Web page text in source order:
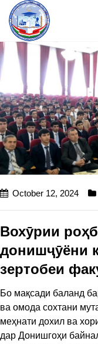
October 12, 2024
Вохӯрии
донишҷӯёни
зертобеи
Бо мақсади баланд
ва омода сохтани
меҳнати дохил ва
дар Донишгоҳи